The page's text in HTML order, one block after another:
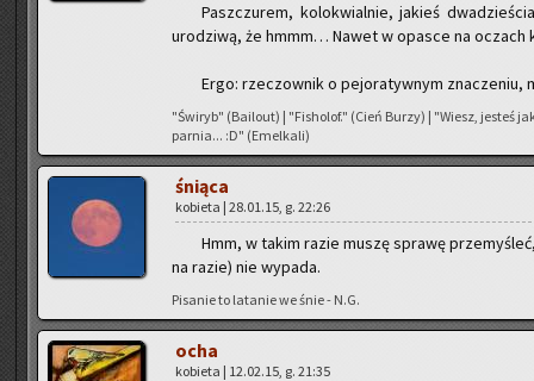
Pasz­czu­rem, ko­lo­kwial­nie, ja­kieś
uro­dzi­wą, że hmmm… Nawet w opa­sce na
Ergo: rze­czow­nik o pe­jo­ra­tyw­nym zna­cze­niu,
"Świ­ryb" (Ba­ilo­ut) | "Fi­sho­lof." (Cień Burzy) | "Wiesz,
par­nia... :D" (Emel­ka­li)
śnią­ca
ko­bie­ta | 28.01.15, g. 22:26
Hmm, w takim razie muszę spra­wę
na razie) nie wy­pa­da.
Pi­sa­nie to la­ta­nie we śnie - N.G.
ocha
ko­bie­ta | 12.02.15, g. 21:35